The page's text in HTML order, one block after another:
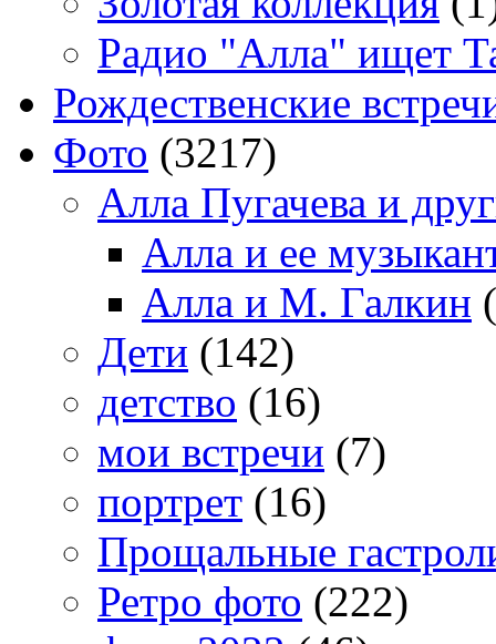
Радио "Алла" ищет
Рождественские
Фото (3217)
Алла Пугачева и
Алла и ее
Алла и М. Галкин
Дети (142)
детство (16)
мои встречи (7)
портрет (16)
Прощальные
Ретро фото (222)